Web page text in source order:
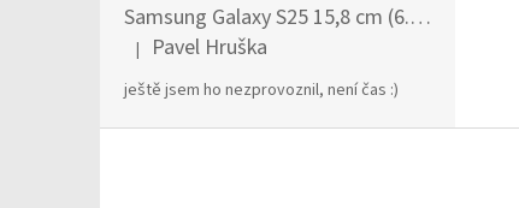
Samsung Galaxy S25 15,8 cm (6.2") Dual SIM Android 15 5G USB typu C 12 GB 256 GB 4000 mAh Námořnická modrá
Hodnocení produktu je 1 z 5 hvězdiček.
| Pavel Hruška
ještě jsem ho nezprovoznil, není čas :)